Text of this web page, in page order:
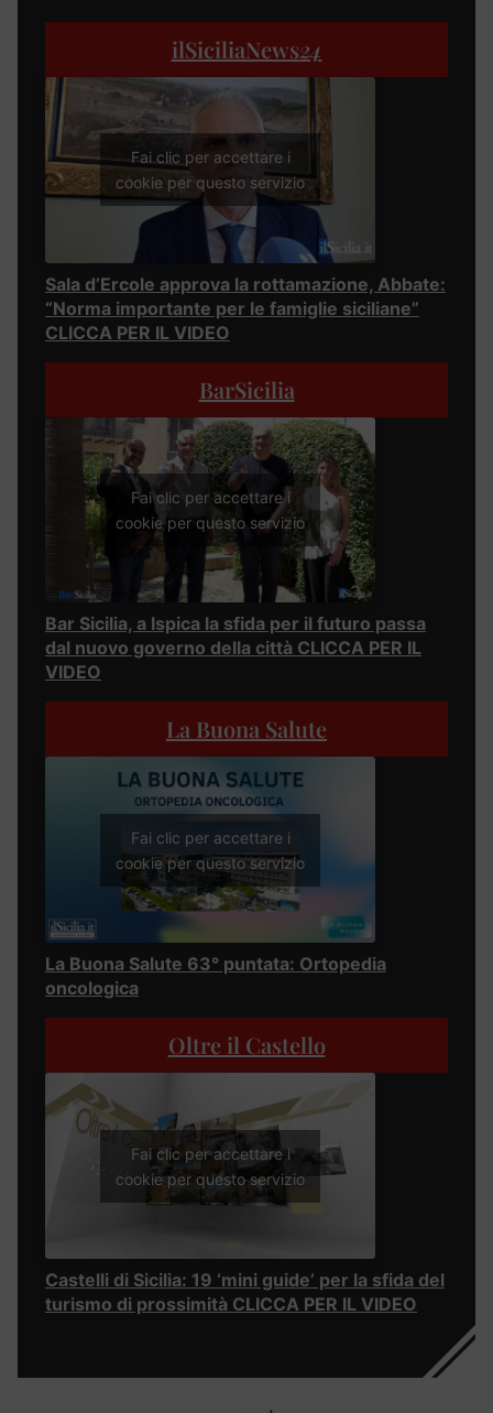
ilSiciliaNews24
Fai clic per accettare i
cookie per questo servizio
Sala d’Ercole approva la rottamazione, Abbate:
“Norma importante per le famiglie siciliane”
CLICCA PER IL VIDEO
BarSicilia
Fai clic per accettare i
cookie per questo servizio
Bar Sicilia, a Ispica la sfida per il futuro passa
dal nuovo governo della città CLICCA PER IL
VIDEO
La Buona Salute
Fai clic per accettare i
cookie per questo servizio
La Buona Salute 63° puntata: Ortopedia
oncologica
Oltre il Castello
Fai clic per accettare i
cookie per questo servizio
Castelli di Sicilia: 19 ‘mini guide’ per la sfida del
turismo di prossimità CLICCA PER IL VIDEO